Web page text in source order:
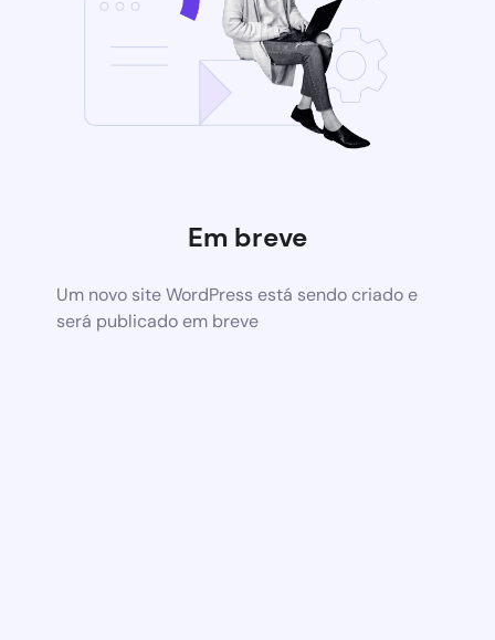
Em breve
Um novo site WordPress está sendo criado e
será publicado em breve